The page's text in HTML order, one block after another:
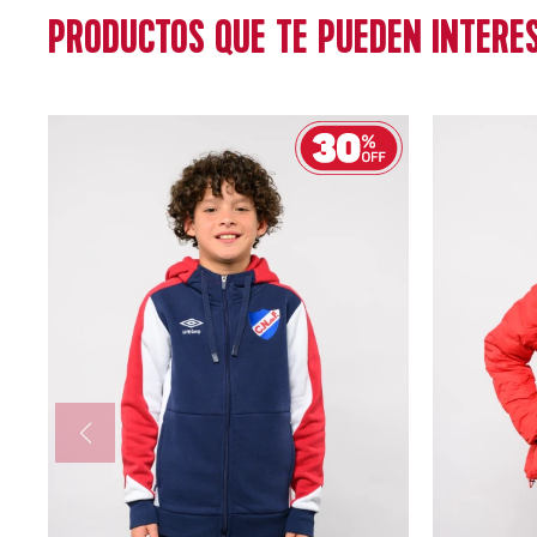
PRODUCTOS QUE TE PUEDEN